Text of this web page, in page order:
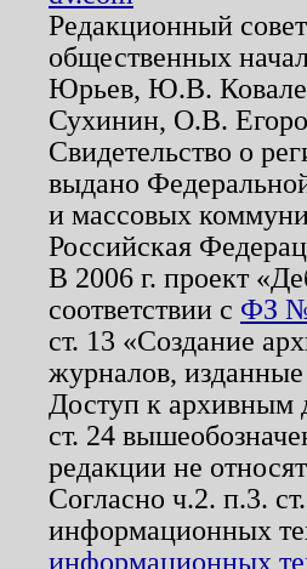
Редакционный
общественных
Юрьев, Ю.В.
Сухинин, О.В.
Свидетельство о
выдано
и массовых
Российская
В 2006 г. проект
соответствии с ФЗ №
ст. 13 «Создание
журналов,
Доступ к архивным
ст. 24
редакции не
Согласно ч.2. п.3.
информационных
информационных